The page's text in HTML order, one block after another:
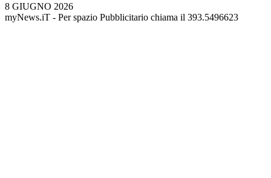
8 GIUGNO 2026
myNews.iT - Per spazio Pubblicitario chiama il 393.5496623